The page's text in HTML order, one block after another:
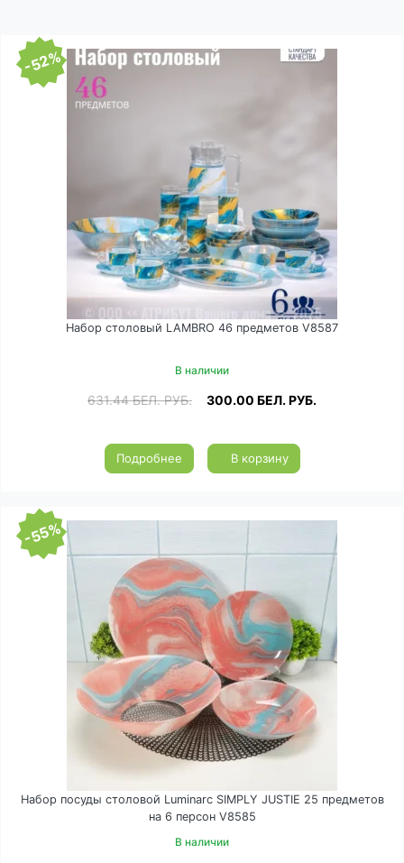
-52%
Набор столовый LAMBRO 46 предметов V8587
В наличии
631.44БЕЛ. РУБ. 300.00 БЕЛ. РУБ.
Подробнее В корзину
-55%
Набор посуды столовой Luminarc SIMPLY JUSTIE 25 предметов
на 6 персон V8585
В наличии